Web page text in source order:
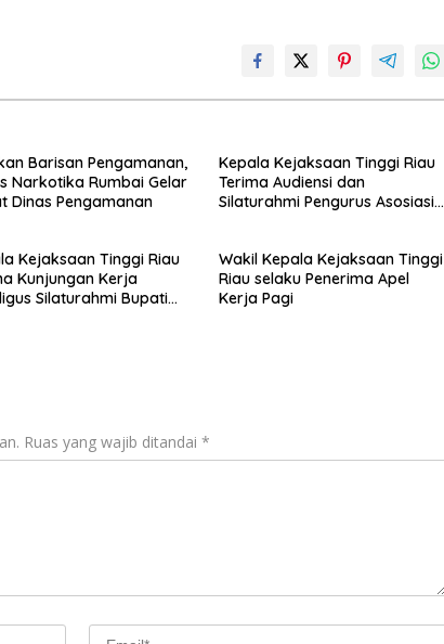
Barisan Pengamanan,
Narkotika Rumbai Gelar
Dinas Pengamanan
Kepala Kejaksaan Tinggi Riau
Terima Audiensi dan
Silaturahmi Pengurus Asosiasi
Kejaksaan Tinggi Riau
Kunjungan Kerja
Silaturahmi Bupati
Wakil Kepala Kejaksaan Tinggi
Riau selaku Penerima Apel
Kerja Pagi
Ruas yang wajib ditandai *